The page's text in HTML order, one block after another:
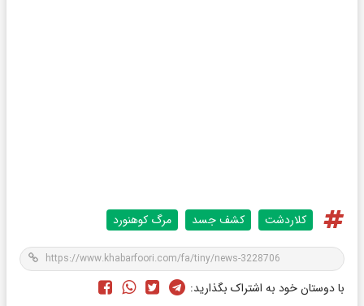
کلاردشت کشف جسد مرگ کوهنورد
با دوستان خود به اشتراک بگذارید: